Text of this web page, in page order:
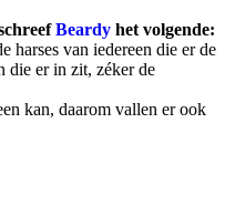
Beardy het volgende:
harses van iedereen die er de
die er in zit, zéker de
kan, daarom vallen er ook